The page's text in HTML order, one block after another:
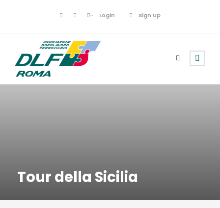
Login Sign Up
Tour della Sicilia